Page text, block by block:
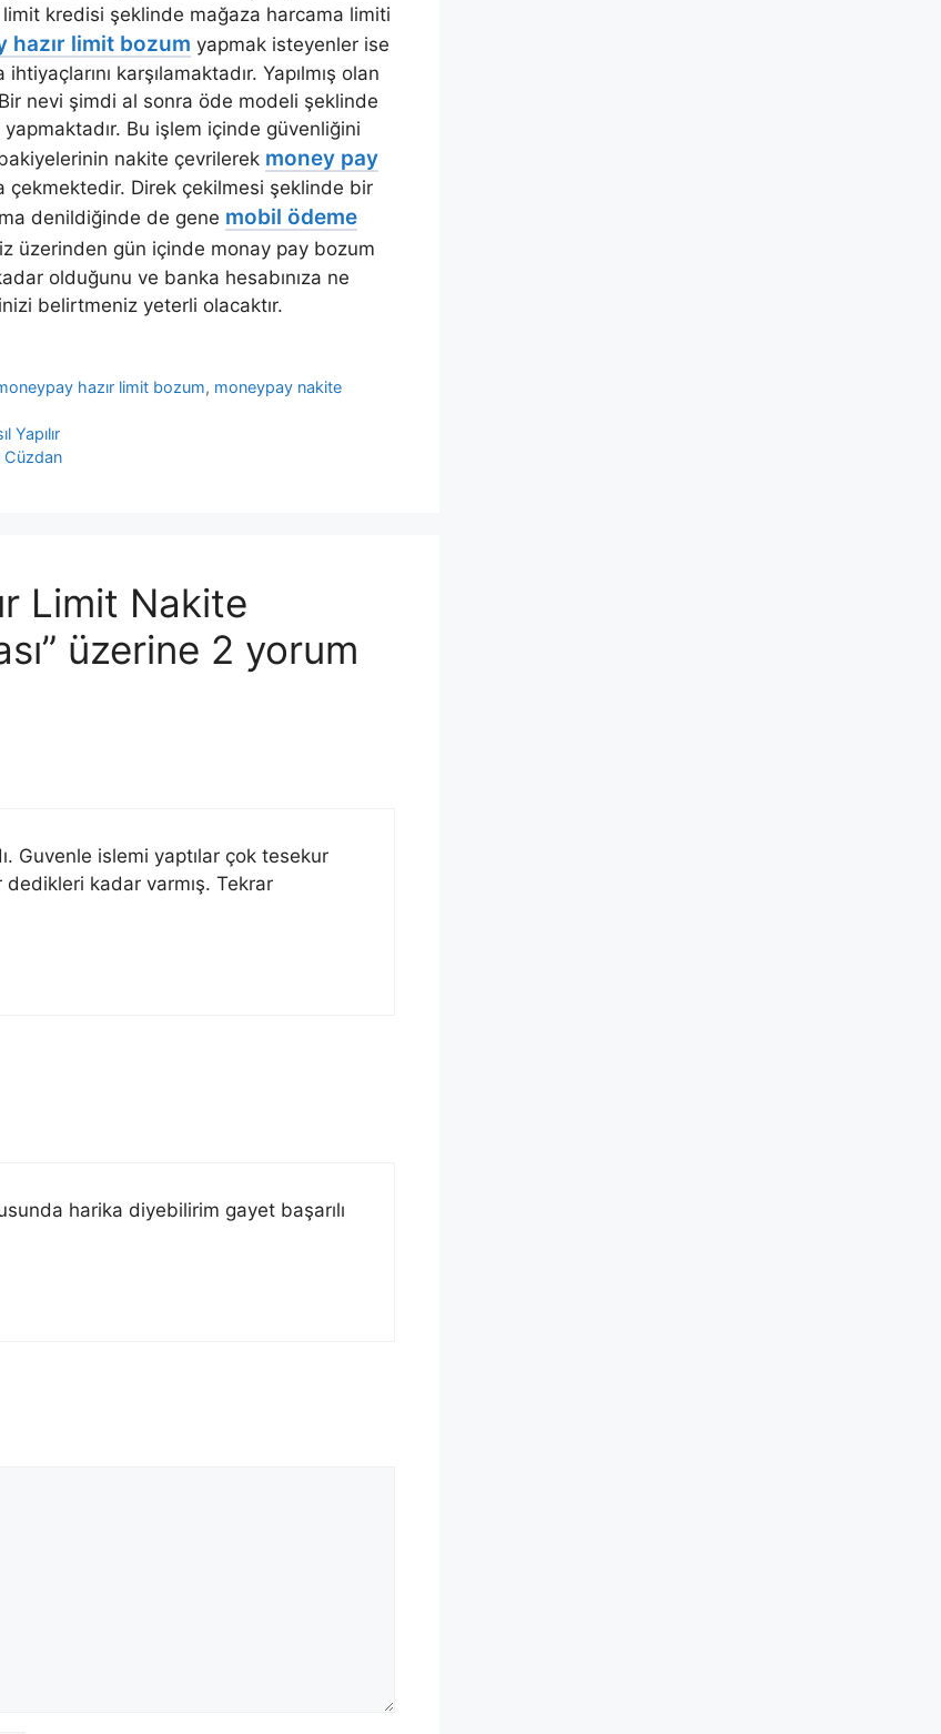
kredisi şeklinde mağaza harcama limiti
hazır limit bozum yapmak isteyenler ise
karşılamaktadır. Yapılmış olan
nevi şimdi al sonra öde modeli şeklinde
Bu işlem içinde güvenliğini
nakite çevrilerek money pay
çekmektedir. Direk çekilmesi şeklinde bir
denildiğinde de gene mobil ödeme
üzerinden gün içinde monay pay bozum
olduğunu ve banka hesabınıza ne
belirtmeniz yeterli olacaktır.
hazır limit bozum, moneypay nakite
Yapılır
Cüzdan
Limit Nakite
üzerine 2 yorum
Guvenle islemi yaptılar çok tesekur
kadar varmış. Tekrar
harika diyebilirim gayet başarılı